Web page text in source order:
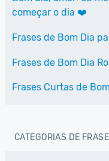
começar o dia ❤️
Frases de Bom Dia
Frases de Bom Dia
Frases Curtas de
CATEGORIAS DE